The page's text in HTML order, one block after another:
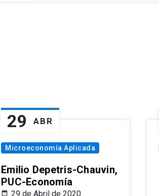
29 ABR
Microeconomía Aplicada
Emilio Depetris-Chauvin,
PUC-Economía
29 de Abril de 2020